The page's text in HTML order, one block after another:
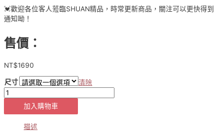
💓歡迎各位客人蒞臨SHUAN精品，時常更新商品，關注可以更快得到
通知呦！
售價：
NT$1690
尺寸
清除
正
加入購物車
描述